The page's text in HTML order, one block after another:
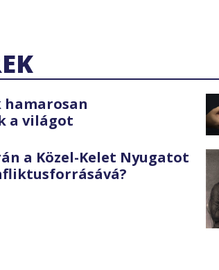
hamarosan
a világot
a Közel-Kelet Nyugatot